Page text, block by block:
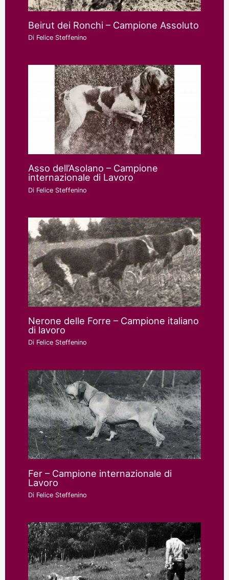
Beirut dei Ronchi – Campione Assoluto
Di Felice Steffenino
Asso dell’Asolano – Campione
internazionale di Lavoro
Di Felice Steffenino
Nerone delle Forre – Campione italiano
di lavoro
Di Felice Steffenino
Fer – Campione internazionale di
Lavoro
Di Felice Steffenino